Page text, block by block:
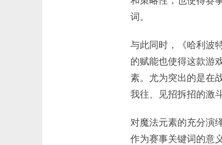
词。
与此同时，《哈利波
的赋能也使得这款游
素。尤为突出的是在
我往、见招拆招的激
对魔法元素的充分演
作为赛事关键词的意